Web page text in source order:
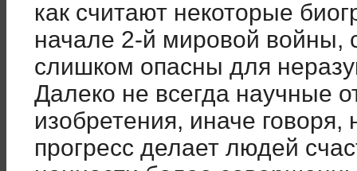
как считают некоторые
начале 2-й мировой войны,
слишком опасны для
Далеко не всегда научные
изобретения, иначе говоря,
прогресс делает людей